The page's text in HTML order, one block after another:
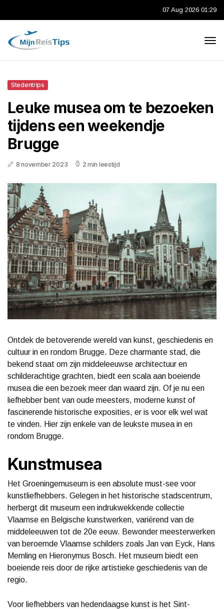
07 Aug 2026 01:29
Stedentrips
Leuke musea om te bezoeken
tijdens een weekendje
Brugge
8 november 2023 2 min leestijd
Ontdek de betoverende wereld van kunst, geschiedenis en
cultuur in en rondom Brugge. Deze charmante stad, die
bekend staat om zijn middeleeuwse architectuur en
schilderachtige grachten, biedt een scala aan boeiende
musea die een bezoek meer dan waard zijn. Of je nu een
liefhebber bent van oude meesters, moderne kunst of
fascinerende historische exposities, er is voor elk wel wat
te vinden. Hier zijn enkele van de leukste musea in en
rondom Brugge.
Kunstmusea
Het Groeningemuseum is een absolute must-see voor
kunstliefhebbers. Gelegen in het historische stadscentrum,
herbergt dit museum een indrukwekkende collectie
Vlaamse en Belgische kunstwerken, variërend van de
middeleeuwen tot de 20e eeuw. Bewonder meesterwerken
van beroemde Vlaamse schilders zoals Jan van Eyck, Hans
Memling en Hieronymus Bosch. Het museum biedt een
boeiende reis door de rijke artistieke geschiedenis van de
regio.
Voor liefhebbers van hedendaagse kunst is het Sint-